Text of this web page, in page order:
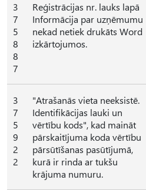
3
7
5
8
8
7
Reģistrācijas nr. lauks lapā
Informācija par uzņēmumu
nekad netiek drukāts Word
izkārtojumos.
3
7
5
9
2
2
"Atrašanās vieta neeksistē.
Identifikācijas lauki un
vērtību kods", kad maināt
pārskaitījuma koda vērtību
pārsūtīšanas pasūtījumā,
kurā ir rinda ar tukšu
krājuma numuru.